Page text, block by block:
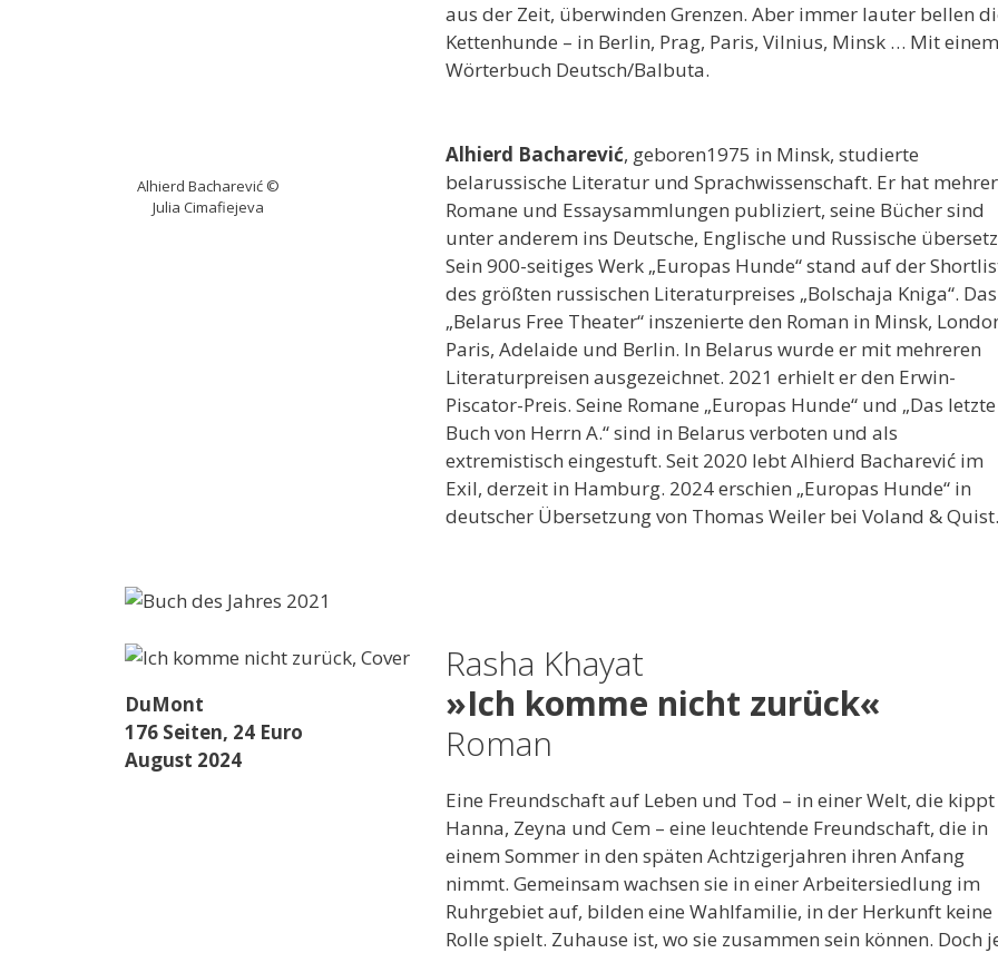
aus der Zeit, überwinden Grenzen. Aber immer lauter bellen
Kettenhunde – in Berlin, Prag, Paris, Vilnius, Minsk … Mit einem
Wörterbuch Deutsch/Balbuta.
Alhierd Bacharević ©
Julia Cimafiejeva
Alhierd Bacharević, geboren1975 in Minsk, studierte
belarussische Literatur und Sprachwissenschaft. Er hat
Romane und Essaysammlungen publiziert, seine Bücher sind
unter anderem ins Deutsche, Englische und Russische
Sein 900-seitiges Werk „Europas Hunde“ stand auf der
des größten russischen Literaturpreises „Bolschaja Kniga“. Das
„Belarus Free Theater“ inszenierte den Roman in Minsk,
Paris, Adelaide und Berlin. In Belarus wurde er mit mehreren
Literaturpreisen ausgezeichnet. 2021 erhielt er den Erwin-
Piscator-Preis. Seine Romane „Europas Hunde“ und „Das letzte
Buch von Herrn A.“ sind in Belarus verboten und als
extremistisch eingestuft. Seit 2020 lebt Alhierd Bacharević im
Exil, derzeit in Hamburg. 2024 erschien „Europas Hunde“ in
deutscher Übersetzung von Thomas Weiler bei Voland & Quist.
DuMont
176 Seiten, 24 Euro
August 2024
Rasha Khayat
»Ich komme nicht zurück«
Roman
Eine Freundschaft auf Leben und Tod – in einer Welt, die kippt
Hanna, Zeyna und Cem – eine leuchtende Freundschaft, die in
einem Sommer in den späten Achtzigerjahren ihren Anfang
nimmt. Gemeinsam wachsen sie in einer Arbeitersiedlung im
Ruhrgebiet auf, bilden eine Wahlfamilie, in der Herkunft keine
Rolle spielt. Zuhause ist, wo sie zusammen sein können. Doch